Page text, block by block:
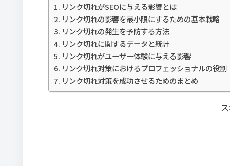
リンク切れがSEOに与える影響とは
リンク切れの影響を最小限にするための基本戦略
リンク切れの発生を予防する方法
リンク切れに関するデータと統計
リンク切れがユーザー体験に与える影響
リンク切れ対策におけるプロフェッショナルの役割
リンク切れ対策を成功させるためのまとめ